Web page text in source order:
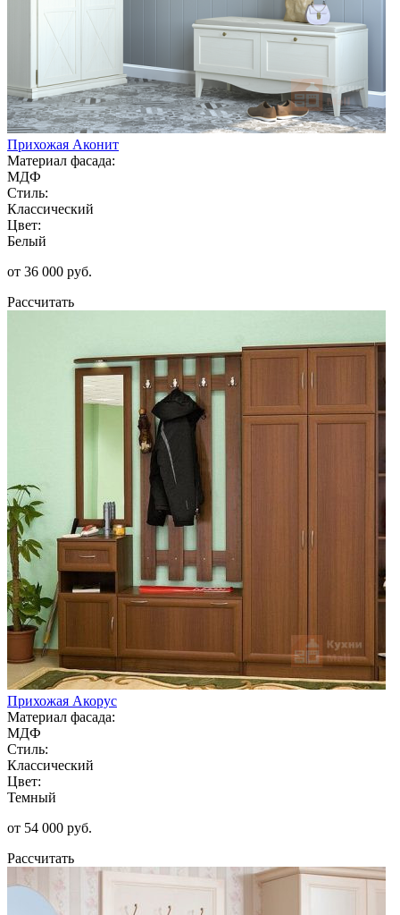
Прихожая Аконит
Материал фасада:
МДФ
Стиль:
Классический
Цвет:
Белый
от 36 000 руб.
Рассчитать
Прихожая Акорус
Материал фасада:
МДФ
Стиль:
Классический
Цвет:
Темный
от 54 000 руб.
Рассчитать